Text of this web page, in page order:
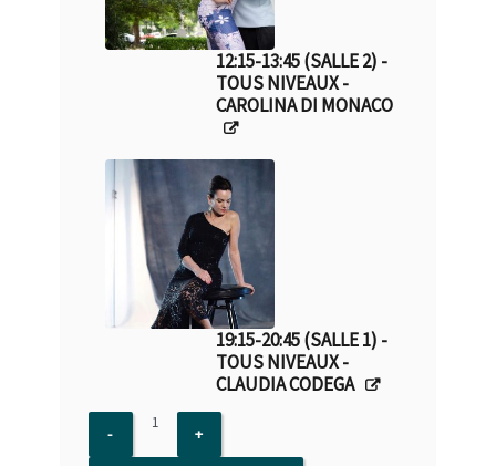
12:15-13:45 (SALLE 2) -
TOUS NIVEAUX -
CAROLINA DI MONACO
19:15-20:45 (SALLE 1) -
TOUS NIVEAUX -
CLAUDIA CODEGA